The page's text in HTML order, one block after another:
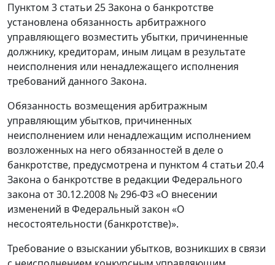
Пунктом 3 статьи 25 Закона о банкротстве
установлена обязанность арбитражного
управляющего возместить убытки, причиненные
должнику, кредиторам, иным лицам в результате
неисполнения или ненадлежащего исполнения
требований данного Закона.
Обязанность возмещения арбитражным
управляющим убытков, причиненных
неисполнением или ненадлежащим исполнением
возложенных на него обязанностей в деле о
банкротстве, предусмотрена и пунктом 4 статьи 20.4
Закона о банкротстве в редакции Федерального
закона от 30.12.2008 № 296-ФЗ «О внесении
изменений в Федеральный закон «О
несостоятельности (банкротстве)».
Требование о взыскании убытков, возникших в связи